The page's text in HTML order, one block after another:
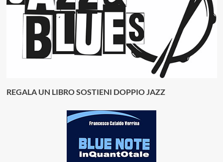
REGALA UN LIBRO SOSTIENI DOPPIO JAZZ